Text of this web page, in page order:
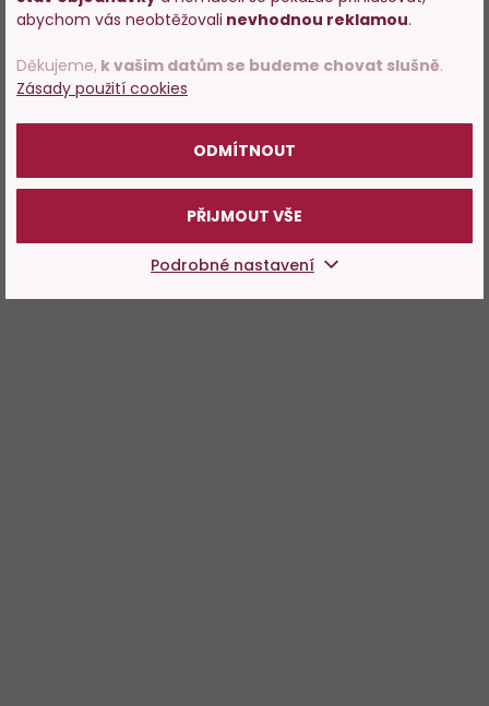
abychom vás neobtěžovali nevhodnou reklamou.
Děkujeme, k vašim datům se budeme chovat slušně.
Zásady použití cookies
ODMÍTNOUT
PŘIJMOUT VŠE
Podrobné nastavení
s prodejem alkoholu. Prosím